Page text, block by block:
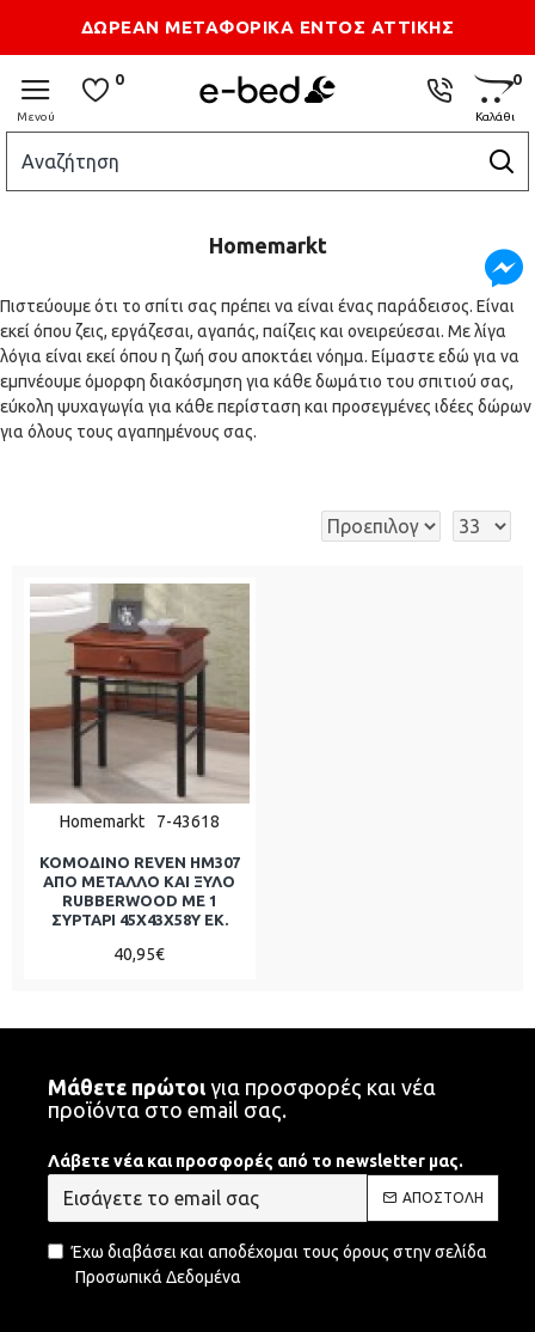
ΔΩΡΕΑΝ ΜΕΤΑΦΟΡΙΚΑ ΕΝΤΟΣ ΑΤΤΙΚΗΣ
Τρόποι Αποστολής Επικοιωνία
0 0
Homemarkt
Πιστεύουμε ότι το σπίτι σας πρέπει να είναι ένας παράδεισος. Είναι
εκεί όπου ζεις, εργάζεσαι, αγαπάς, παίζεις και ονειρεύεσαι. Με λίγα
λόγια είναι εκεί όπου η ζωή σου αποκτάει νόημα. Είμαστε εδώ για να
εμπνέουμε όμορφη διακόσμηση για κάθε δωμάτιο του σπιτιού σας,
εύκολη ψυχαγωγία για κάθε περίσταση και προσεγμένες ιδέες δώρων
για όλους τους αγαπημένους σας.
Homemarkt 7-43618
ΚΟΜΟΔΙΝΟ REVEN HM307
ΑΠΟ ΜΕΤΑΛΛΟ ΚΑΙ ΞΥΛΟ
RUBBERWOOD ΜΕ 1
ΣΥΡΤΑΡΙ 45X43X58Y ΕΚ.
40,95€
Μάθετε πρώτοι για προσφορές και νέα
προϊόντα στο email σας.
Λάβετε νέα και προσφορές από το newsletter μας.
ΑΠΟΣΤΟΛΉ
Έχω διαβάσει και αποδέχομαι τους όρους στην σελίδα
Προσωπικά Δεδομένα